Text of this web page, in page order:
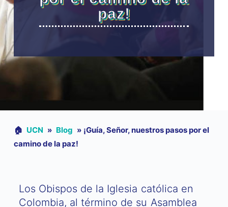
paz!
🏠︎ UCN » Blog » ¡Guía, Señor, nuestros pasos por el
camino de la paz!
Los Obispos de la Iglesia católica en
Colombia, al término de su Asamblea